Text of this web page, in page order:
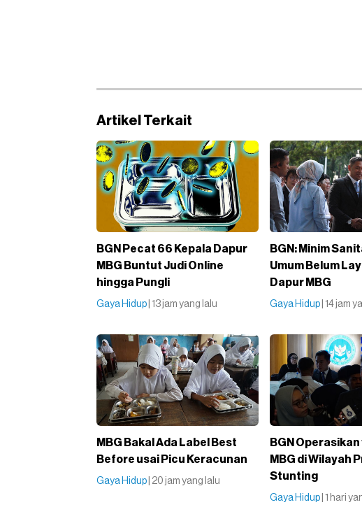
Artikel Terkait
BGN Pecat 66 Kepala Dapur
MBG Buntut Judi Online
hingga Pungli
Gaya Hidup | 13 jam yang lalu
BGN: Minim
Umum Belum
Dapur MBG
Gaya Hidup | 14 jam
MBG Bakal Ada Label Best
Before usai Picu Keracunan
Gaya Hidup | 20 jam yang lalu
BGN
MBG di Wilayah
Stunting
Gaya Hidup | 1 hari